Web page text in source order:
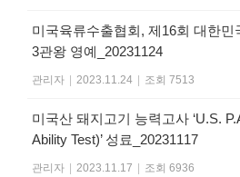
미국육류수출협회, 제16회 대한민
3관왕 영예_20231124
관리자 2023.11.24 조회 7513
미국산 돼지고기 능력고사 ‘U.S.
Ability Test)’ 성료_20231117
관리자 2023.11.17 조회 6936